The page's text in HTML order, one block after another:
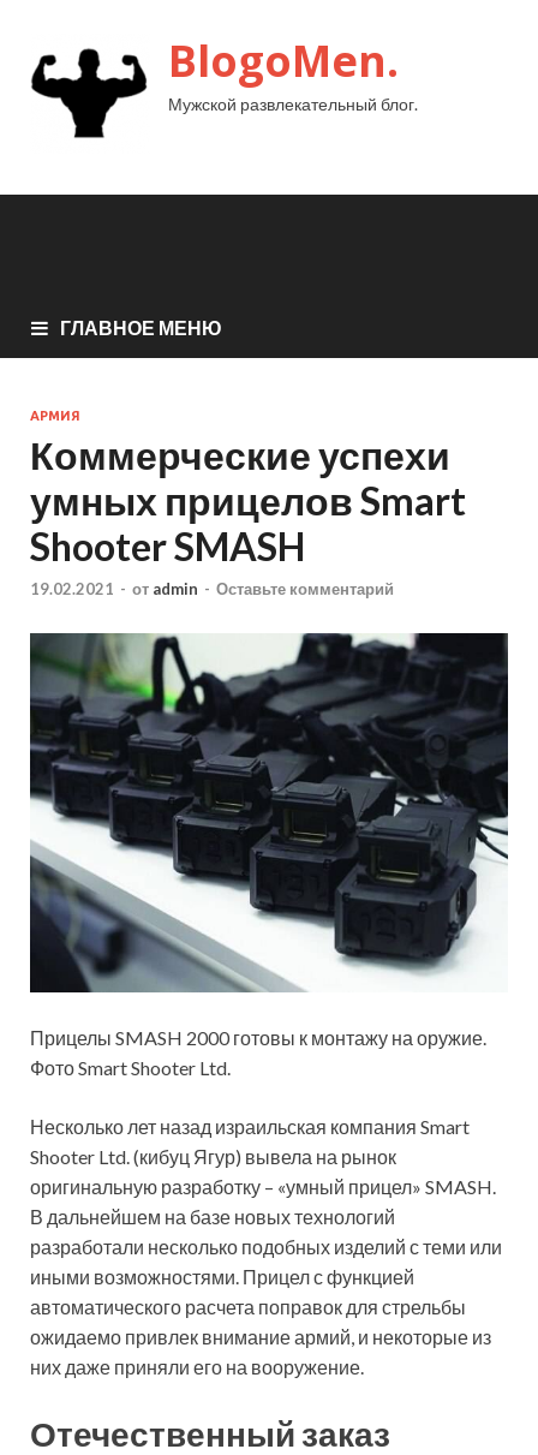
BlogoMen.
Мужской развлекательный блог.
ГЛАВНОЕ МЕНЮ
АРМИЯ
Коммерческие успехи
умных прицелов Smart
Shooter SMASH
19.02.2021 - от admin - Оставьте комментарий
Прицелы SMASH 2000 готовы к монтажу на оружие.
Фото Smart Shooter Ltd.
Несколько лет назад израильская компания Smart
Shooter Ltd. (кибуц Ягур) вывела на рынок
оригинальную разработку – «умный прицел» SMASH.
В дальнейшем на базе новых технологий
разработали несколько подобных изделий с теми или
иными возможностями. Прицел с функцией
автоматического расчета поправок для стрельбы
ожидаемо привлек внимание армий, и некоторые из
них даже приняли его на вооружение.
Отечественный заказ